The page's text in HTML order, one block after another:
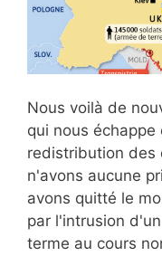
Nous voilà de
qui nous
redistribution des
n'avons aucune
avons quitté le
par l'intrusion
terme au cours